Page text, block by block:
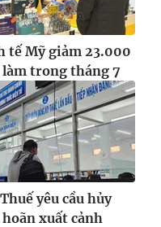
tế Mỹ giảm 23.000
làm trong tháng 7
yêu cầu hủy
xuất cảnh